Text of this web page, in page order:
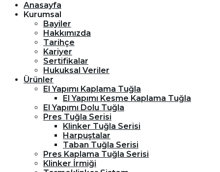
Anasayfa
Kurumsal
Bayiler
Hakkımızda
Tarihçe
Kariyer
Sertifikalar
Hukuksal Veriler
Ürünler
El Yapımı Kaplama Tuğla
El Yapımı Kesme Kaplama Tuğla
El Yapımı Dolu Tuğla
Pres Tuğla Serisi
Klinker Tuğla Serisi
Harpuştalar
Taban Tuğla Serisi
Pres Kaplama Tuğla Serisi
Klinker İrmiği